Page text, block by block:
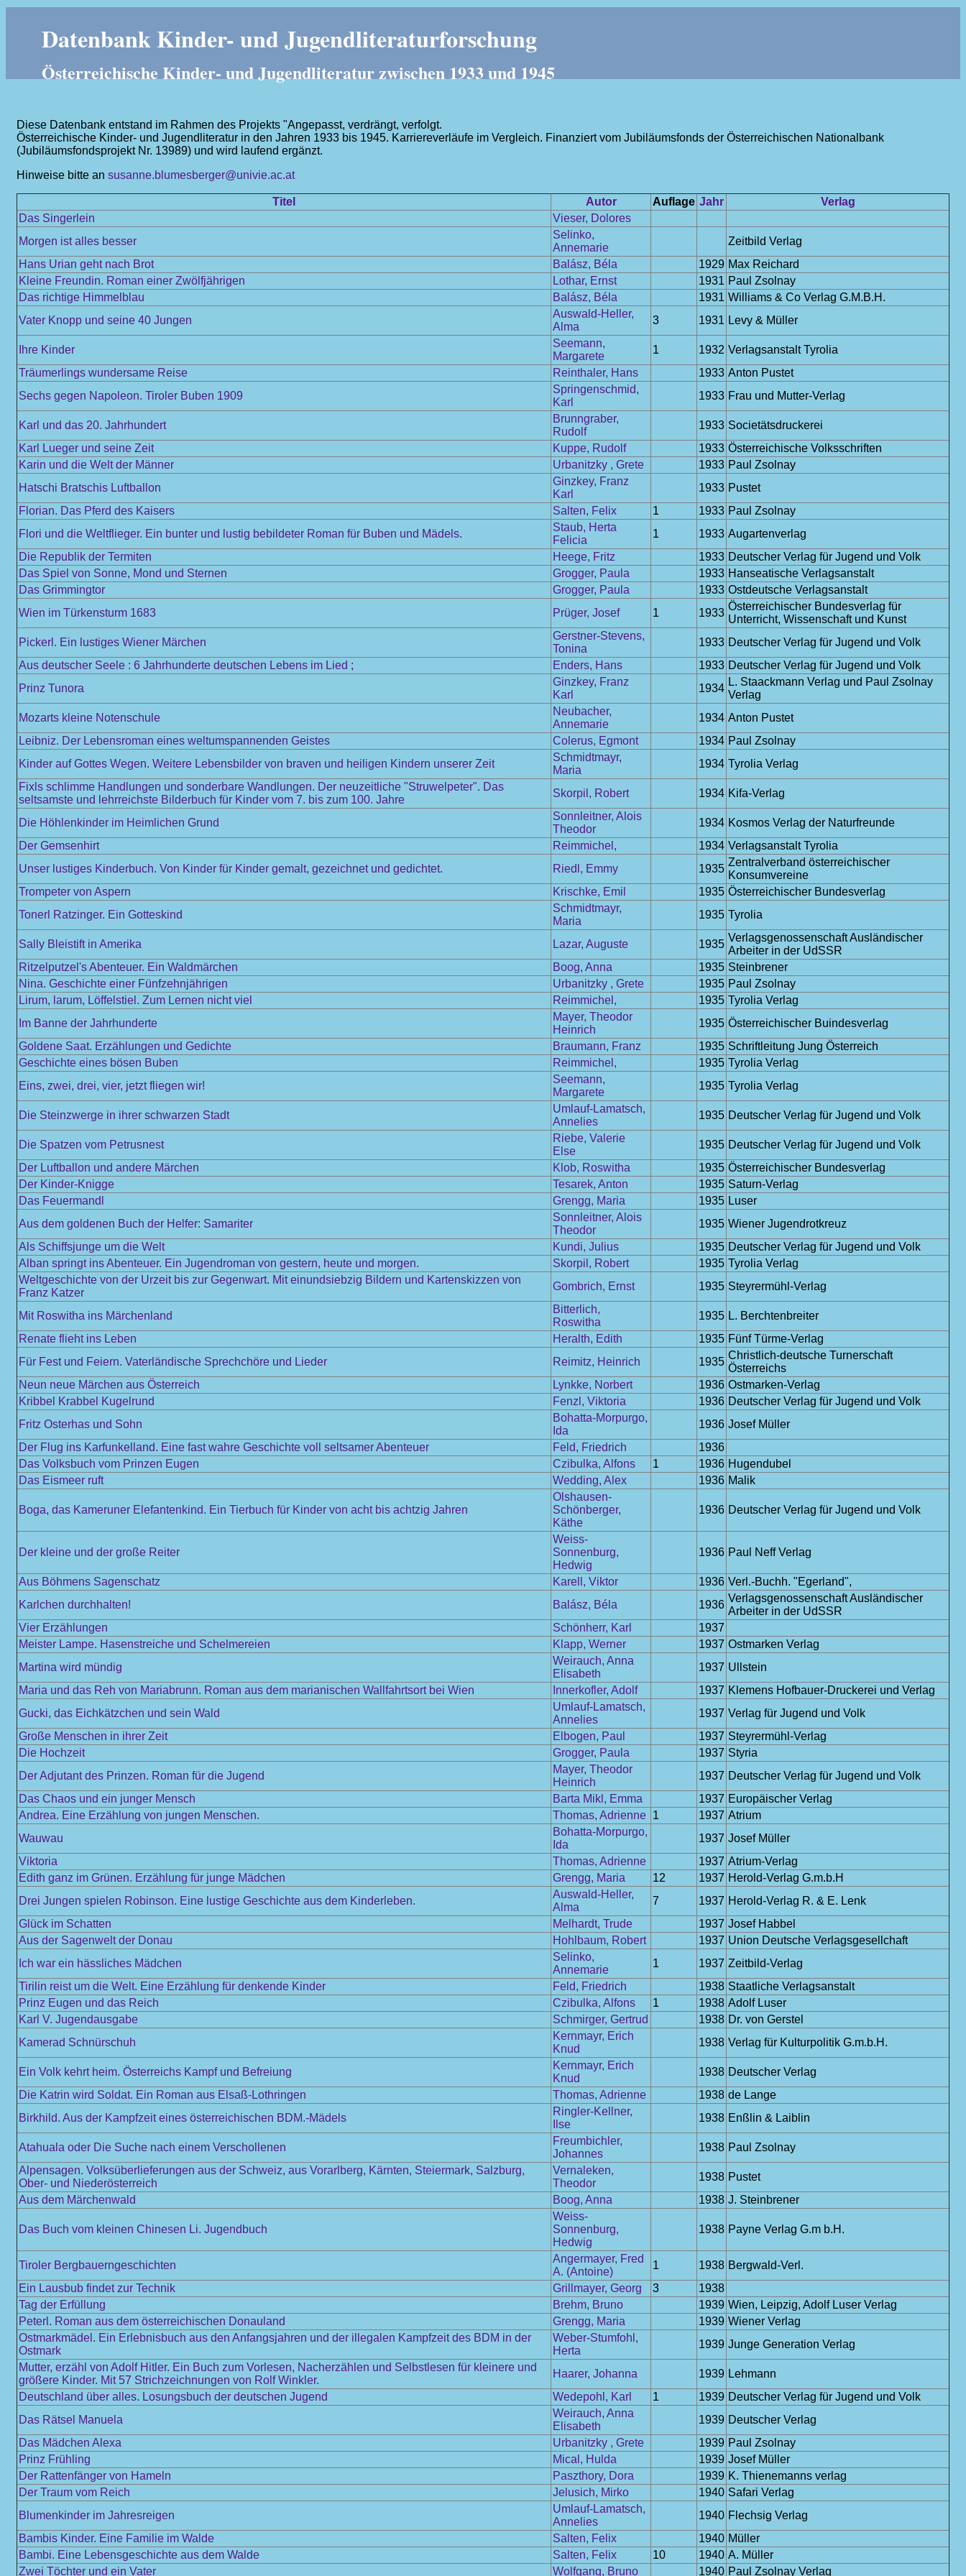
Datenbank Kinder- und Jugendliteraturforschung
Österreichische Kinder- und Jugendliteratur zwischen 1933 und 1945
Diese Datenbank entstand im Rahmen des Projekts "Angepasst, verdrängt, verfolgt.
Österreichische Kinder- und Jugendliteratur in den Jahren 1933 bis 1945. Karriereverläufe im Vergleich. Finanziert vom Jubiläumsfonds der Österreichischen Nationalbank
(Jubiläumsfondsprojekt Nr. 13989) und wird laufend ergänzt.
Hinweise bitte an susanne.blumesberger@univie.ac.at
Titel Autor Auflage Jahr
Verlag
Das Singerlein
Vieser, Dolores
Morgen ist alles besser
Selinko,
Annemarie
Zeitbild Verlag
Hans Urian geht nach Brot
Balász, Béla 1929 Max Reichard
Kleine Freundin. Roman einer Zwölfjährigen
Lothar, Ernst 1931 Paul Zsolnay
Das richtige Himmelblau
Balász, Béla 1931 Williams & Co Verlag G.M.B.H.
Vater Knopp und seine 40 Jungen
Auswald-Heller,
Alma
3 1931 Levy & Müller
Ihre Kinder
Seemann,
Margarete
1 1932 Verlagsanstalt Tyrolia
Träumerlings wundersame Reise
Reinthaler, Hans 1933 Anton Pustet
Sechs gegen Napoleon. Tiroler Buben 1909
Springenschmid,
Karl
1933 Frau und Mutter-Verlag
Karl und das 20. Jahrhundert
Brunngraber,
Rudolf
1933 Societätsdruckerei
Karl Lueger und seine Zeit
Kuppe, Rudolf 1933 Österreichische Volksschriften
Karin und die Welt der Männer
Urbanitzky , Grete 1933 Paul Zsolnay
Hatschi Bratschis Luftballon
Ginzkey, Franz
Karl
1933 Pustet
Florian. Das Pferd des Kaisers
Salten, Felix 1 1933 Paul Zsolnay
Flori und die Weltflieger. Ein bunter und lustig bebildeter Roman für Buben und Mädels.
Staub, Herta
Felicia
1 1933 Augartenverlag
Die Republik der Termiten
Heege, Fritz 1933 Deutscher Verlag für Jugend und Volk
Das Spiel von Sonne, Mond und Sternen
Grogger, Paula 1933 Hanseatische Verlagsanstalt
Das Grimmingtor
Grogger, Paula 1933 Ostdeutsche Verlagsanstalt
Wien im Türkensturm 1683
Prüger, Josef 1 1933
Österreichischer Bundesverlag für
Unterricht, Wissenschaft und Kunst
Pickerl. Ein lustiges Wiener Märchen
Gerstner-Stevens,
Tonina
1933 Deutscher Verlag für Jugend und Volk
Aus deutscher Seele : 6 Jahrhunderte deutschen Lebens im Lied ;
Enders, Hans 1933 Deutscher Verlag für Jugend und Volk
Prinz Tunora
Ginzkey, Franz
Karl
1934
L. Staackmann Verlag und Paul Zsolnay
Verlag
Mozarts kleine Notenschule
Neubacher,
Annemarie
1934 Anton Pustet
Leibniz. Der Lebensroman eines weltumspannenden Geistes
Colerus, Egmont 1934 Paul Zsolnay
Kinder auf Gottes Wegen. Weitere Lebensbilder von braven und heiligen Kindern unserer Zeit
Schmidtmayr,
Maria
1934 Tyrolia Verlag
Fixls schlimme Handlungen und sonderbare Wandlungen. Der neuzeitliche "Struwelpeter". Das
seltsamste und lehrreichste Bilderbuch für Kinder vom 7. bis zum 100. Jahre
Skorpil, Robert 1934 Kifa-Verlag
Die Höhlenkinder im Heimlichen Grund
Sonnleitner, Alois
Theodor
1934 Kosmos Verlag der Naturfreunde
Der Gemsenhirt
Reimmichel, 1934 Verlagsanstalt Tyrolia
Unser lustiges Kinderbuch. Von Kinder für Kinder gemalt, gezeichnet und gedichtet.
Riedl, Emmy 1935
Zentralverband österreichischer
Konsumvereine
Trompeter von Aspern
Krischke, Emil 1935 Österreichischer Bundesverlag
Tonerl Ratzinger. Ein Gotteskind
Schmidtmayr,
Maria
1935 Tyrolia
Sally Bleistift in Amerika Lazar, Auguste 1935
Verlagsgenossenschaft Ausländischer
Arbeiter in der UdSSR
Ritzelputzel's Abenteuer. Ein Waldmärchen
Boog, Anna 1935 Steinbrener
Nina. Geschichte einer Fünfzehnjährigen
Urbanitzky , Grete 1935 Paul Zsolnay
Lirum, larum, Löffelstiel. Zum Lernen nicht viel
Reimmichel, 1935 Tyrolia Verlag
Im Banne der Jahrhunderte
Mayer, Theodor
Heinrich
1935 Österreichischer Buindesverlag
Goldene Saat. Erzählungen und Gedichte
Braumann, Franz 1935 Schriftleitung Jung Österreich
Geschichte eines bösen Buben
Reimmichel, 1935 Tyrolia Verlag
Eins, zwei, drei, vier, jetzt fliegen wir!
Seemann,
Margarete
1935 Tyrolia Verlag
Die Steinzwerge in ihrer schwarzen Stadt
Umlauf-Lamatsch,
Annelies
1935 Deutscher Verlag für Jugend und Volk
Die Spatzen vom Petrusnest
Riebe, Valerie
Else
1935 Deutscher Verlag für Jugend und Volk
Der Luftballon und andere Märchen
Klob, Roswitha 1935 Österreichischer Bundesverlag
Der Kinder-Knigge
Tesarek, Anton 1935 Saturn-Verlag
Das Feuermandl
Grengg, Maria 1935 Luser
Aus dem goldenen Buch der Helfer: Samariter
Sonnleitner, Alois
Theodor
1935 Wiener Jugendrotkreuz
Als Schiffsjunge um die Welt
Kundi, Julius 1935 Deutscher Verlag für Jugend und Volk
Alban springt ins Abenteuer. Ein Jugendroman von gestern, heute und morgen.
Skorpil, Robert 1935 Tyrolia Verlag
Weltgeschichte von der Urzeit bis zur Gegenwart. Mit einundsiebzig Bildern und Kartenskizzen von
Franz Katzer
Gombrich, Ernst 1935 Steyrermühl-Verlag
Mit Roswitha ins Märchenland
Bitterlich,
Roswitha
1935 L. Berchtenbreiter
Renate flieht ins Leben
Heralth, Edith 1935 Fünf Türme-Verlag
Für Fest und Feiern. Vaterländische Sprechchöre und Lieder
Reimitz, Heinrich 1935
Christlich-deutsche Turnerschaft
Österreichs
Neun neue Märchen aus Österreich
Lynkke, Norbert 1936 Ostmarken-Verlag
Kribbel Krabbel Kugelrund
Fenzl, Viktoria 1936 Deutscher Verlag für Jugend und Volk
Fritz Osterhas und Sohn
Bohatta-Morpurgo,
Ida
1936 Josef Müller
Der Flug ins Karfunkelland. Eine fast wahre Geschichte voll seltsamer Abenteuer
Feld, Friedrich
1936
Das Volksbuch vom Prinzen Eugen
Czibulka, Alfons 1 1936 Hugendubel
Das Eismeer ruft
Wedding, Alex 1936 Malik
Boga, das Kameruner Elefantenkind. Ein Tierbuch für Kinder von acht bis achtzig Jahren
Olshausen-
Schönberger,
Käthe
1936 Deutscher Verlag für Jugend und Volk
Der kleine und der große Reiter
Weiss-
Sonnenburg,
Hedwig
1936 Paul Neff Verlag
Aus Böhmens Sagenschatz Karell, Viktor 1936 Verl.-Buchh. "Egerland",
Karlchen durchhalten!
Balász, Béla 1936
Verlagsgenossenschaft Ausländischer
Arbeiter in der UdSSR
Vier Erzählungen
Schönherr, Karl
1937
Meister Lampe. Hasenstreiche und Schelmereien
Klapp, Werner 1937 Ostmarken Verlag
Martina wird mündig
Weirauch, Anna
Elisabeth
1937 Ullstein
Maria und das Reh von Mariabrunn. Roman aus dem marianischen Wallfahrtsort bei Wien
Innerkofler, Adolf 1937 Klemens Hofbauer-Druckerei und Verlag
Gucki, das Eichkätzchen und sein Wald
Umlauf-Lamatsch,
Annelies
1937 Verlag für Jugend und Volk
Große Menschen in ihrer Zeit
Elbogen, Paul 1937 Steyrermühl-Verlag
Die Hochzeit
Grogger, Paula 1937 Styria
Der Adjutant des Prinzen. Roman für die Jugend
Mayer, Theodor
Heinrich
1937 Deutscher Verlag für Jugend und Volk
Das Chaos und ein junger Mensch
Barta Mikl, Emma 1937 Europäischer Verlag
Andrea. Eine Erzählung von jungen Menschen.
Thomas, Adrienne 1 1937 Atrium
Wauwau
Bohatta-Morpurgo,
Ida
1937 Josef Müller
Viktoria
Thomas, Adrienne 1937 Atrium-Verlag
Edith ganz im Grünen. Erzählung für junge Mädchen
Grengg, Maria 12 1937 Herold-Verlag G.m.b.H
Drei Jungen spielen Robinson. Eine lustige Geschichte aus dem Kinderleben.
Auswald-Heller,
Alma
7 1937 Herold-Verlag R. & E. Lenk
Glück im Schatten
Melhardt, Trude 1937 Josef Habbel
Aus der Sagenwelt der Donau
Hohlbaum, Robert 1937 Union Deutsche Verlagsgesellchaft
Ich war ein hässliches Mädchen
Selinko,
Annemarie
1 1937 Zeitbild-Verlag
Tirilin reist um die Welt. Eine Erzählung für denkende Kinder
Feld, Friedrich 1938 Staatliche Verlagsanstalt
Prinz Eugen und das Reich
Czibulka, Alfons 1 1938 Adolf Luser
Karl V. Jugendausgabe
Schmirger, Gertrud 1938 Dr. von Gerstel
Kamerad Schnürschuh
Kernmayr, Erich
Knud
1938 Verlag für Kulturpolitik G.m.b.H.
Ein Volk kehrt heim. Österreichs Kampf und Befreiung
Kernmayr, Erich
Knud
1938 Deutscher Verlag
Die Katrin wird Soldat. Ein Roman aus Elsaß-Lothringen
Thomas, Adrienne 1938 de Lange
Birkhild. Aus der Kampfzeit eines österreichischen BDM.-Mädels
Ringler-Kellner,
Ilse
1938 Enßlin & Laiblin
Atahuala oder Die Suche nach einem Verschollenen
Freumbichler,
Johannes
1938 Paul Zsolnay
Alpensagen. Volksüberlieferungen aus der Schweiz, aus Vorarlberg, Kärnten, Steiermark, Salzburg,
Ober- und Niederösterreich
Vernaleken,
Theodor
1938 Pustet
Aus dem Märchenwald
Boog, Anna 1938 J. Steinbrener
Das Buch vom kleinen Chinesen Li. Jugendbuch
Weiss-
Sonnenburg,
Hedwig
1938 Payne Verlag G.m b.H.
Tiroler Bergbauerngeschichten
Angermayer, Fred
A. (Antoine)
1 1938 Bergwald-Verl.
Ein Lausbub findet zur Technik
Grillmayer, Georg 3
1938
Tag der Erfüllung
Brehm, Bruno 1939 Wien, Leipzig, Adolf Luser Verlag
Peterl. Roman aus dem österreichischen Donauland
Grengg, Maria 1939 Wiener Verlag
Ostmarkmädel. Ein Erlebnisbuch aus den Anfangsjahren und der illegalen Kampfzeit des BDM in der
Ostmark
Weber-Stumfohl,
Herta
1939 Junge Generation Verlag
Mutter, erzähl von Adolf Hitler. Ein Buch zum Vorlesen, Nacherzählen und Selbstlesen für kleinere und
größere Kinder. Mit 57 Strichzeichnungen von Rolf Winkler.
Haarer, Johanna 1939 Lehmann
Deutschland über alles. Losungsbuch der deutschen Jugend
Wedepohl, Karl 1 1939 Deutscher Verlag für Jugend und Volk
Das Rätsel Manuela
Weirauch, Anna
Elisabeth
1939 Deutscher Verlag
Das Mädchen Alexa
Urbanitzky , Grete 1939 Paul Zsolnay
Prinz Frühling
Mical, Hulda 1939 Josef Müller
Der Rattenfänger von Hameln
Paszthory, Dora 1939 K. Thienemanns verlag
Der Traum vom Reich
Jelusich, Mirko 1940 Safari Verlag
Blumenkinder im Jahresreigen
Umlauf-Lamatsch,
Annelies
1940 Flechsig Verlag
Bambis Kinder. Eine Familie im Walde
Salten, Felix 1940 Müller
Bambi. Eine Lebensgeschichte aus dem Walde
Salten, Felix 10 1940 A. Müller
Zwei Töchter und ein Vater
Wolfgang, Bruno 1940 Paul Zsolnay Verlag